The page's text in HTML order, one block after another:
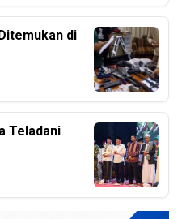
di
Teladani